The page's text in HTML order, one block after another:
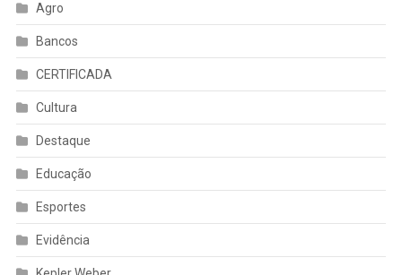
Agro
Bancos
CERTIFICADA
Cultura
Destaque
Educação
Esportes
Evidência